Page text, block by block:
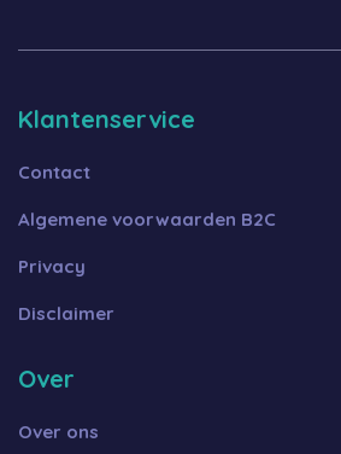
Klantenservice
Contact
Algemene voorwaarden B2C
Privacy
Disclaimer
Over
Over ons